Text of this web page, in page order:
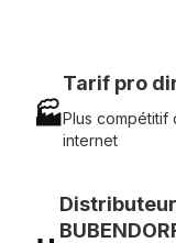
🏭
Tarif pro
Plus compétitif
internet